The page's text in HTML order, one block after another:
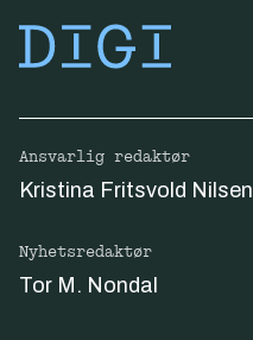
Ansvarlig redaktør
Kristina Fritsvold Nilsen
Nyhetsredaktør
Tor M. Nondal